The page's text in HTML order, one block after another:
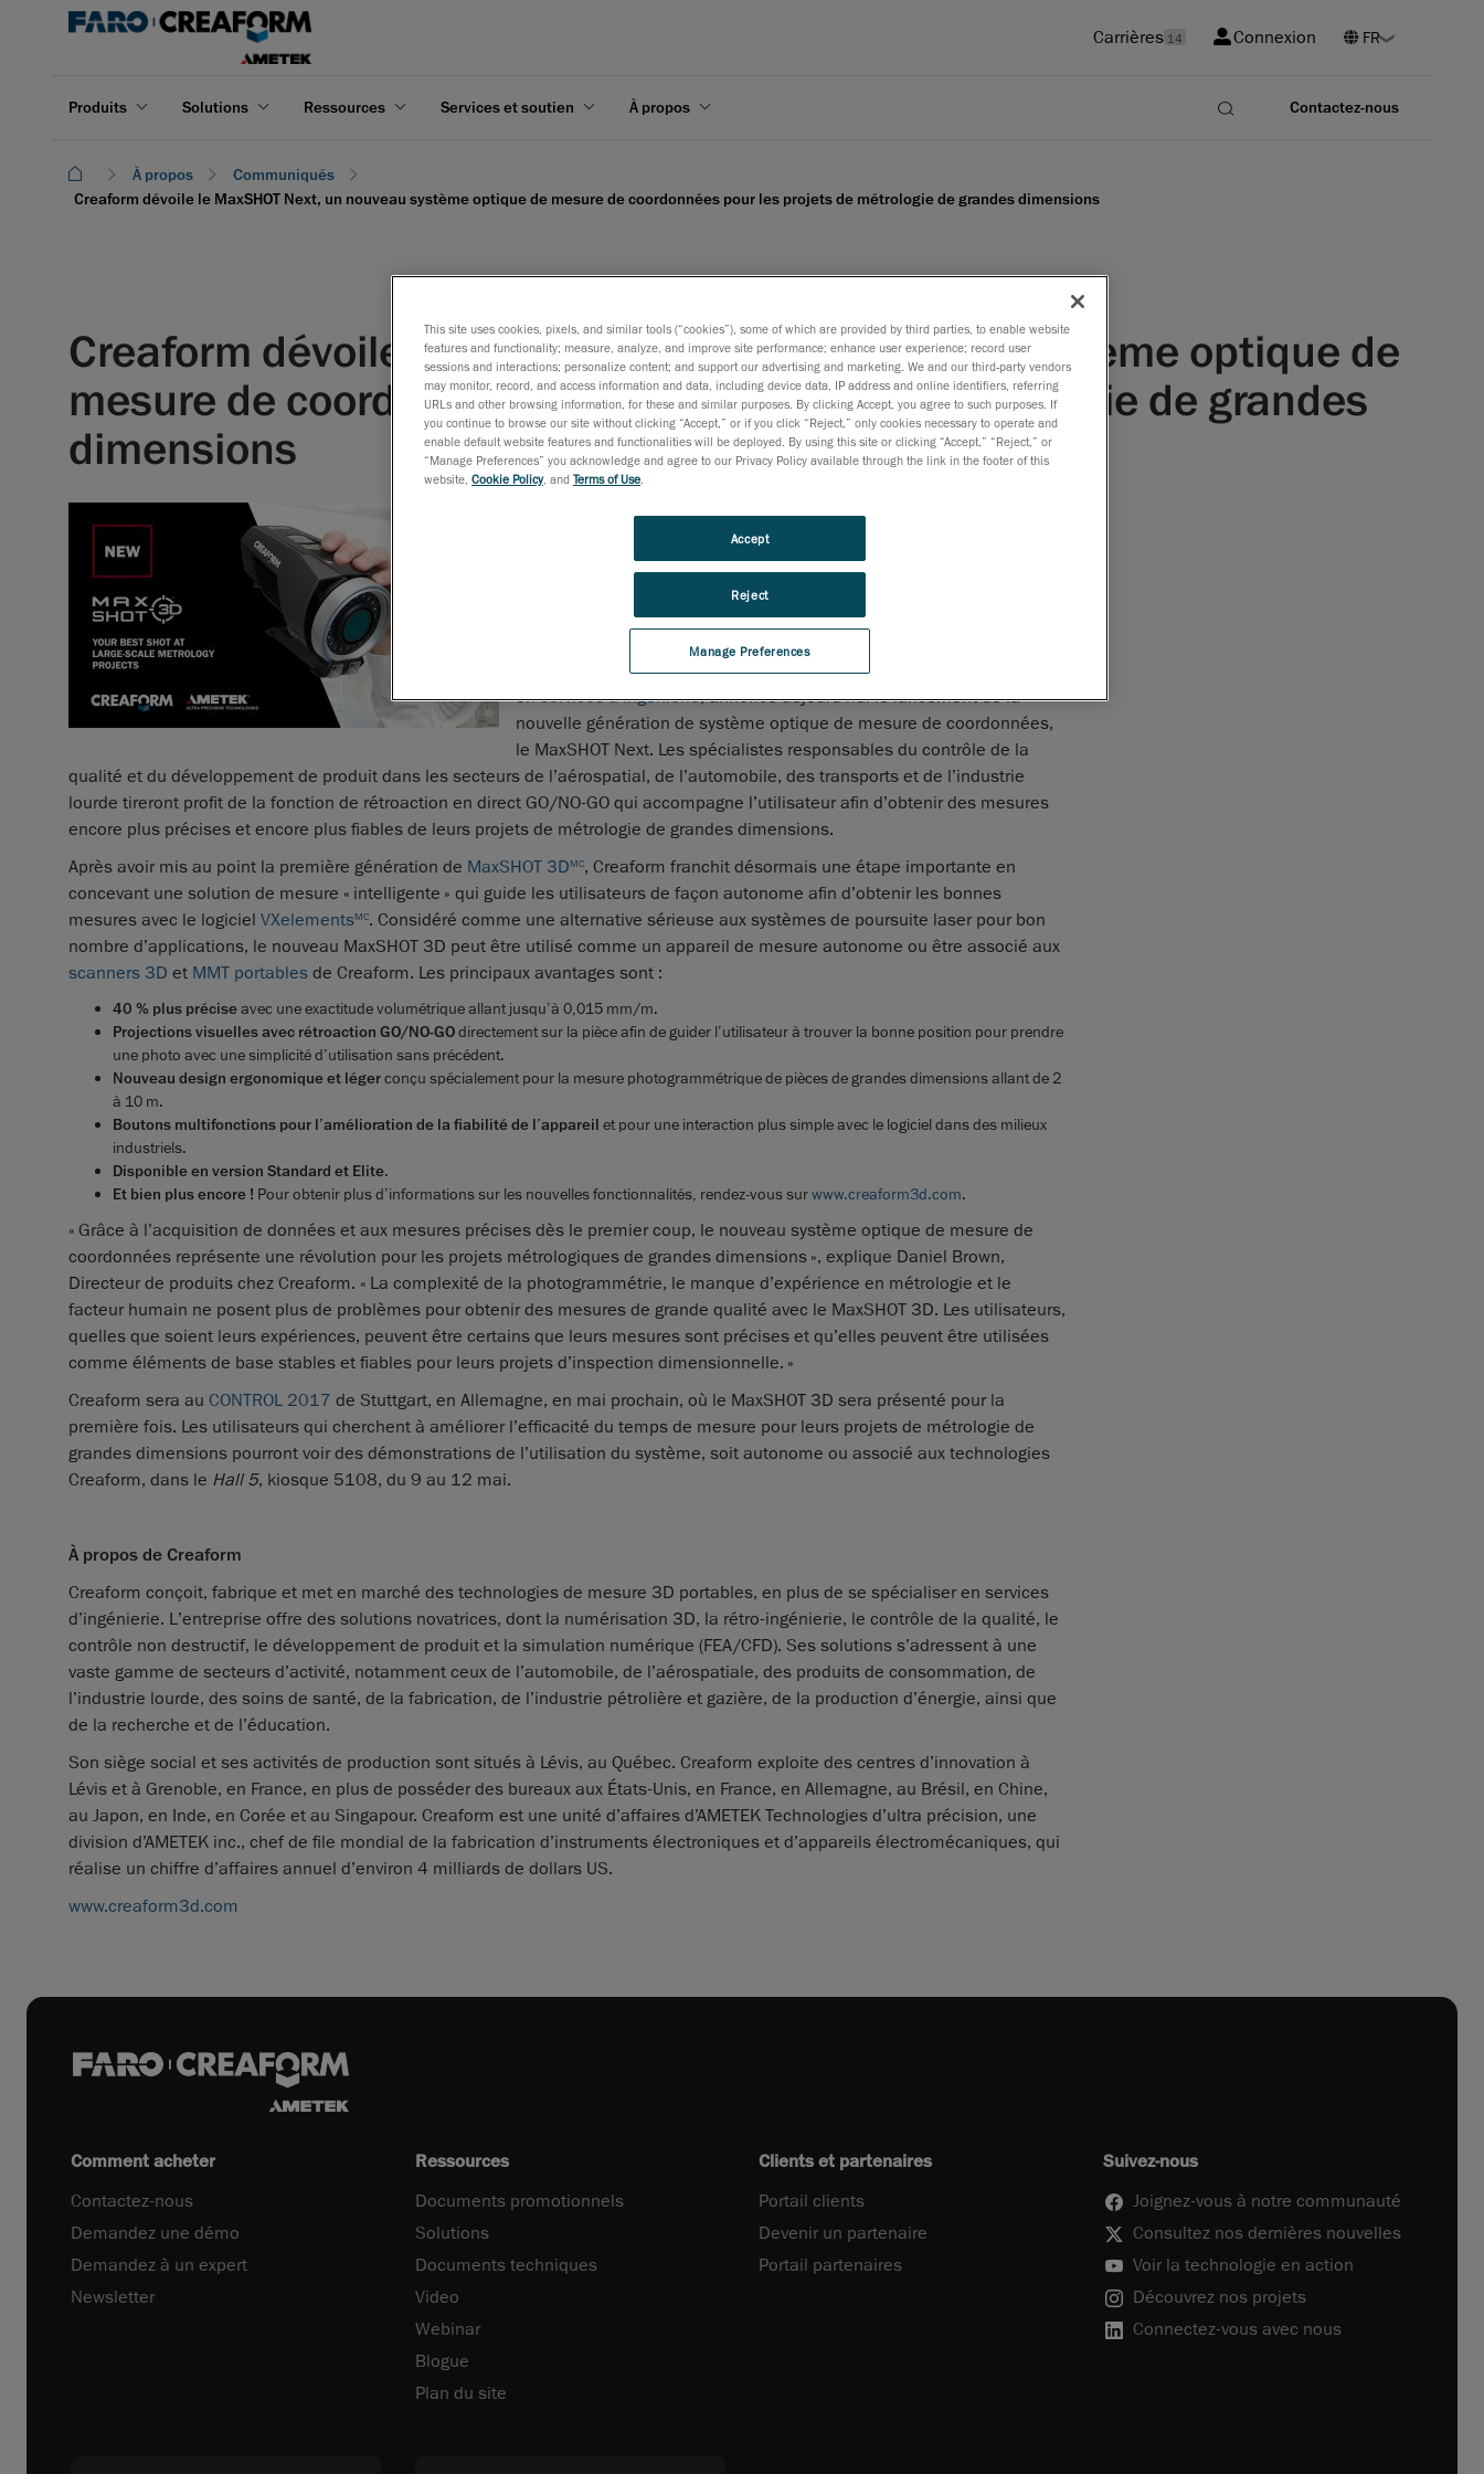
Carrières 14 Connexion
Produits Solutions Ressources Services et soutien À propos Contactez-nous
À propos
Communiqués
Creaform dévoile le MaxSHOT Next, un nouveau système optique de mesure de coordonnées pour les projets de métrologie de grandes dimensions
Creaform dévoile le MaxSHOT Next, un nouveau système optique de
mesure de coordonnées pour les projets de métrologie de grandes
dimensions
L’appareil photogrammétrique MaxSHOT 3D permet d’accomplir des
projets de métrologie de grandes dimensions avec une simplicité et
une précision hors du commun pour les projets de développement et
de fabrication de produit ainsi que de contrôle de la qualité.
, le leader mondial ensolutions de mesure 3D portables
enservices d’ingénierie, annonce aujourd’hui le lancement de la
nouvelle génération de système optique de mesure de coordonnées,
le MaxSHOT Next. Les spécialistes responsables du contrôle de la
qualité et du développement de produit dans les secteurs de l’aérospatial, de l’automobile, des transports et de l’industrie
lourde tireront profit de la fonction de rétroaction en direct GO/NO-GO qui accompagne l’utilisateur afin d’obtenir des mesures
encore plus précises et encore plus fiables de leurs projets de métrologie de grandes dimensions.
Après avoir mis au point la première génération de MaxSHOT 3DMC, Creaform franchit désormais une étape importante en
concevant une solution de mesure « intelligente » qui guide les utilisateurs de façon autonome afin d’obtenir les bonnes
mesures avec le logiciel VXelementsMC. Considéré comme une alternative sérieuse aux systèmes de poursuite laser pour bon
nombre d’applications, le nouveau MaxSHOT 3D peut être utilisé comme un appareil de mesure autonome ou être associé aux
scanners 3D et MMT portables de Creaform. Les principaux avantages sont :
40 % plus préciseavec une exactitude volumétrique allant jusqu’à 0,015 mm/m.
Projections visuelles avec rétroaction GO/NO-GOdirectement sur la pièce afin de guider l’utilisateur à trouver la bonne position pour prendre
une photo avec une simplicité d’utilisation sans précédent.
Nouveau design ergonomique et légerconçu spécialement pour la mesure photogrammétrique de pièces de grandes dimensions allant de 2
à 10 m.
Boutons multifonctions pour l’amélioration de la fiabilité de l’appareil et pour une interaction plus simple avec le logiciel dans des milieux
industriels.
Disponible en version Standard et Elite.
Et bien plus encore ! Pour obtenir plus d’informations sur les nouvelles fonctionnalités, rendez-vous surwww.creaform3d.com.
« Grâce à l’acquisition de données et aux mesures précises dès le premier coup, le nouveau système optique de mesure de
coordonnées représente une révolution pour les projets métrologiques de grandes dimensions », explique Daniel Brown,
Directeur de produits chez Creaform. « La complexité de la photogrammétrie, le manque d’expérience en métrologie et le
facteur humain ne posent plus de problèmes pour obtenir des mesures de grande qualité avec le MaxSHOT 3D. Les utilisateurs,
quelles que soient leurs expériences, peuvent être certains que leurs mesures sont précises et qu’elles peuvent être utilisées
comme éléments de base stables et fiables pour leurs projets d’inspection dimensionnelle. »
Creaform sera au CONTROL 2017 de Stuttgart, en Allemagne, en mai prochain, où le MaxSHOT 3D sera présenté pour la
première fois. Les utilisateurs qui cherchent à améliorer l’efficacité du temps de mesure pour leurs projets de métrologie de
grandes dimensions pourront voir des démonstrations de l’utilisation du système, soit autonome ou associé aux technologies
Creaform, dans le Hall 5, kiosque 5108, du 9 au 12 mai.
À propos de Creaform
Creaform conçoit, fabrique et met en marché des technologies de mesure 3D portables, en plus de se spécialiser en services
d’ingénierie. L’entreprise offre des solutions novatrices, dont la numérisation 3D, la rétro-ingénierie, le contrôle de la qualité, le
contrôle non destructif, le développement de produit et la simulation numérique (FEA/CFD). Ses solutions s’adressent à une
vaste gamme de secteurs d’activité, notamment ceux de l’automobile, de l’aérospatiale, des produits de consommation, de
l’industrie lourde, des soins de santé, de la fabrication, de l’industrie pétrolière et gazière, de la production d’énergie, ainsi que
de la recherche et de l’éducation.
Son siège social et ses activités de production sont situés à Lévis, au Québec. Creaform exploite des centres d’innovation à
Lévis et à Grenoble, en France, en plus de posséder des bureaux aux États-Unis, en France, en Allemagne, au Brésil, en Chine,
au Japon, en Inde, en Corée et au Singapour. Creaform est une unité d’affaires d’AMETEK Technologies d’ultra précision, une
division d’AMETEK inc., chef de file mondial de la fabrication d’instruments électroniques et d’appareils électromécaniques, qui
réalise un chiffre d’affaires annuel d’environ 4 milliards de dollars US.
www.creaform3d.com
Comment acheter
Contactez-nous
Demandez une démo
Demandez à un expert
Newsletter
Ressources
Documents promotionnels
Solutions
Documents techniques
Video
Webinar
Blogue
Plan du site
Clients et partenaires
Portail clients
Devenir un partenaire
Portail partenaires
Suivez-nous
Joignez-vous à notre communauté
Consultez nos dernières nouvelles
Voir la technologie en action
Découvrez nos projets
Connectez-vous avec nous
This site uses cookies, pixels, and similar tools (“cookies”), some of which are provided by third parties, to enable website
features and functionality; measure, analyze, and improve site performance; enhance user experience; record user
sessions and interactions; personalize content; and support our advertising and marketing. We and our third-party vendors
may monitor, record, and access information and data, including device data, IP address and online identifiers, referring
URLs and other browsing information, for these and similar purposes. By clicking Accept, you agree to such purposes. If
you continue to browse our site without clicking “Accept,” or if you click “Reject,” only cookies necessary to operate and
enable default website features and functionalities will be deployed. By using this site or clicking “Accept,” “Reject,” or
“Manage Preferences” you acknowledge and agree to our Privacy Policy available through the link in the footer of this
website, Cookie Policy, and Terms of Use
Manage Preferences
Reject
Accept